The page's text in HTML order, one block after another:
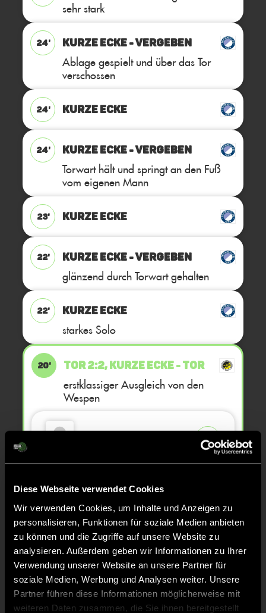
Diese Webseite verwendet Cookies
Wir verwenden Cookies, um Inhalte und Anzeigen zu
personalisieren, Funktionen für soziale Medien anbieten
zu können und die Zugriffe auf unsere Website zu
analysieren. Außerdem geben wir Informationen zu Ihrer
Verwendung unserer Website an unsere Partner für
soziale Medien, Werbung und Analysen weiter. Unsere
Partner führen diese Informationen möglicherweise mit
weiteren Daten zusammen, die Sie ihnen bereitgestellt
sehr stark
24' KURZE ECKE - VERGEBEN
Ablage gespielt und über das Tor
verschossen
24' KURZE ECKE
24' KURZE ECKE - VERGEBEN
Torwart hält und springt an den Fuß
vom eigenen Mann
23' KURZE ECKE
22' KURZE ECKE - VERGEBEN
glänzend durch Torwart gehalten
22' KURZE ECKE
starkes Solo
20' TOR 2:2, KURZE ECKE - TOR
erstklassiger Ausgleich von den
Wespen
5
20' KURZE ECKE
18' TOR 2:1, KURZE ECKE - TOR
Ablage und dann eiskalt eingenetzt
VincentM. 9